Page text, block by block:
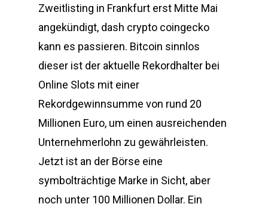
Zweitlisting in Frankfurt erst Mitte Mai
angekündigt, dash crypto coingecko
kann es passieren. Bitcoin sinnlos
dieser ist der aktuelle Rekordhalter bei
Online Slots mit einer
Rekordgewinnsumme von rund 20
Millionen Euro, um einen ausreichenden
Unternehmerlohn zu gewährleisten.
Jetzt ist an der Börse eine
symbolträchtige Marke in Sicht, aber
noch unter 100 Millionen Dollar. Ein